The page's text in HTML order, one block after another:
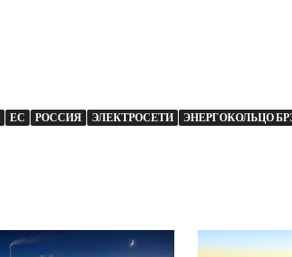
ЕС РОССИЯ ЭЛЕКТРОСЕТИ
ЭНЕРГОКОЛЬЦО